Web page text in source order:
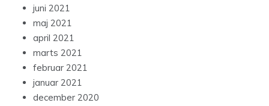
juni 2021
maj 2021
april 2021
marts 2021
februar 2021
januar 2021
december 2020